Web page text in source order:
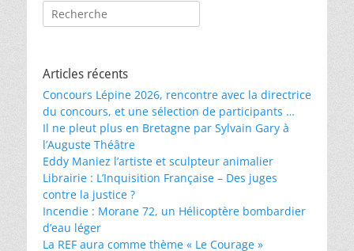
Rechercher :
Articles récents
Concours Lépine 2026, rencontre avec la directrice
du concours, et une sélection de participants …
Il ne pleut plus en Bretagne par Sylvain Gary à
l’Auguste Théâtre
Eddy Maniez l’artiste et sculpteur animalier
Librairie : L’Inquisition Française – Des juges
contre la justice ?
Incendie : Morane 72, un Hélicoptère bombardier
d’eau léger
La REF aura comme thème « Le Courage »